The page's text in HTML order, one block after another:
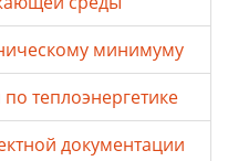
минимуму
теплоэнергетике
документации